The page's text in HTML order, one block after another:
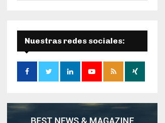
e
Ú
S
Q
Nuestras redes sociales: